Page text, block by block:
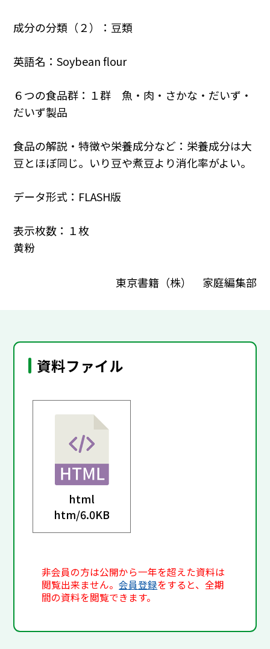
成分の分類（２）：豆類
英語名：Soybean flour
６つの食品群：１群 魚・肉・さかな・だいず・
だいず製品
食品の解説・特徴や栄養成分など：栄養成分は大
豆とほぼ同じ。いり豆や煮豆より消化率がよい。
データ形式：FLASH版
表示枚数：１枚
黄粉
東京書籍（株） 家庭編集部
資料ファイル
html
htm/6.0KB
非会員の方は公開から一年を超えた資料は
閲覧出来ません。会員登録をすると、全期
間の資料を閲覧できます。